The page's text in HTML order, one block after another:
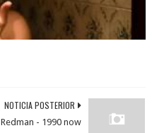
NOTICIA POSTERIOR
Redman - 1990 now